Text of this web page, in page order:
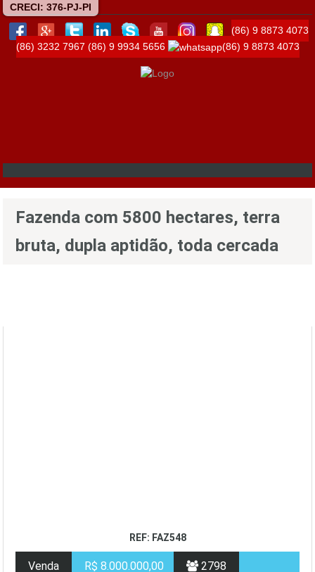
CRECI: 376-PJ-PI
(86) 9 8873 4073
(86) 3232 7967 (86) 9 9934 5656 (86) 9 8873 4073
Fazenda com 5800 hectares, terra
bruta, dupla aptidão, toda cercada
REF: FAZ548
Venda R$ 8.000.000,00 2798